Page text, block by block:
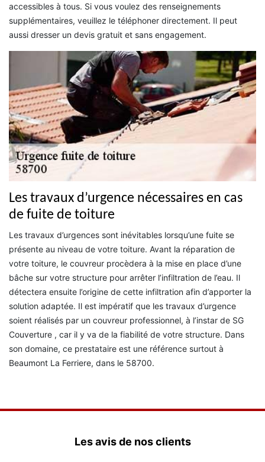
accessibles à tous. Si vous voulez des renseignements
supplémentaires, veuillez le téléphoner directement. Il peut
aussi dresser un devis gratuit et sans engagement.
Les travaux d’urgence nécessaires en cas
de fuite de toiture
Les travaux d’urgences sont inévitables lorsqu’une fuite se
présente au niveau de votre toiture. Avant la réparation de
votre toiture, le couvreur procèdera à la mise en place d’une
bâche sur votre structure pour arrêter l’infiltration de l’eau. Il
détectera ensuite l’origine de cette infiltration afin d’apporter la
solution adaptée. Il est impératif que les travaux d’urgence
soient réalisés par un couvreur professionnel, à l’instar de SG
Couverture , car il y va de la fiabilité de votre structure. Dans
son domaine, ce prestataire est une référence surtout à
Beaumont La Ferriere, dans le 58700.
Les avis de nos clients